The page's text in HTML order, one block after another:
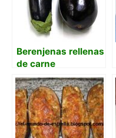
Berenjenas rellenas
de carne